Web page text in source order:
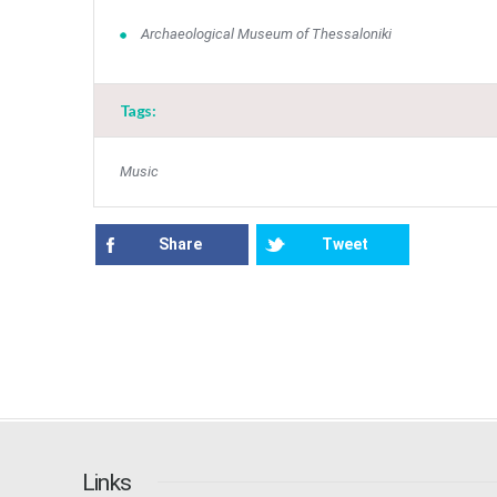
Archaeological Museum of Thessaloniki
Tags:
Music
Share Tweet
Links